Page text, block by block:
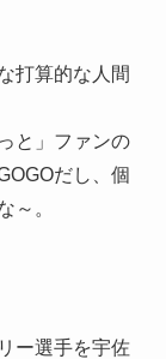
打算的な人間
と」ファンの
だし、個
～。
ー選手を宇佐